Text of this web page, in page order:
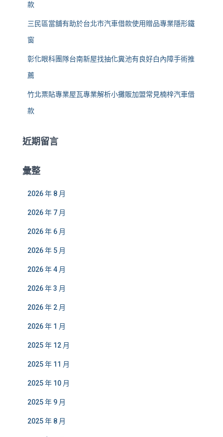
款
三民區當舖有助於台北市汽車借款使用贈品專業隱形鐵
窗
彰化眼科團隊台南新屋找抽化糞池有良好白內障手術推
薦
竹北票貼專業屋瓦專業解析小攤販加盟常見楠梓汽車借
款
近期留言
彙整
2026 年 8 月
2026 年 7 月
2026 年 6 月
2026 年 5 月
2026 年 4 月
2026 年 3 月
2026 年 2 月
2026 年 1 月
2025 年 12 月
2025 年 11 月
2025 年 10 月
2025 年 9 月
2025 年 8 月